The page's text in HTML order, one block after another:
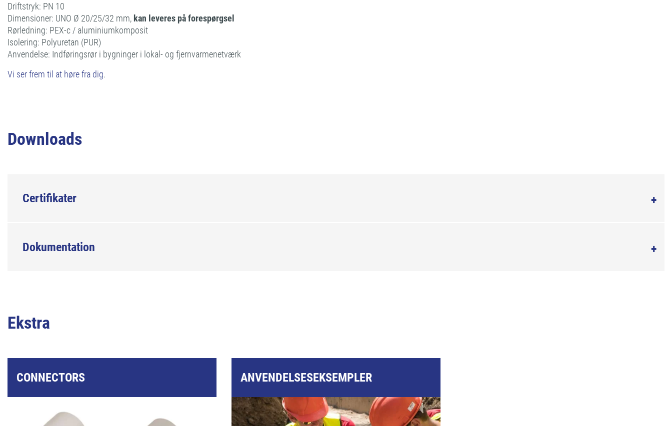
Driftstryk: PN 10
Dimensioner: UNO Ø 20/25/32 mm, kan leveres på forespørgsel
Rørledning: PEX-c / aluminiumkomposit
Isolering: Polyuretan (PUR)
Anvendelse: Indføringsrør i bygninger i lokal- og fjernvarmenetværk
Vi ser frem til at høre fra dig.
Downloads
Certifikater
Dokumentation
Ekstra
CONNECTORS ANVENDELSESEKSEMPLER